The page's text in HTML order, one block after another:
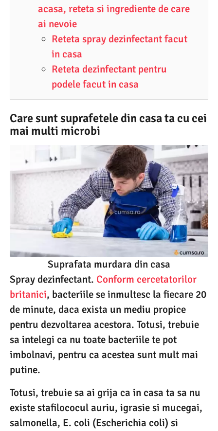
acasa, reteta si ingrediente de care
ai nevoie
Reteta spray dezinfectant facut
in casa
Reteta dezinfectant pentru
podele facut in casa
Care sunt suprafetele din casa ta cu cei
mai multi microbi
Suprafata murdara din casa
Spray dezinfectant. Conform cercetatorilor
britanici, bacteriile se inmultesc la fiecare 20
de minute, daca exista un mediu propice
pentru dezvoltarea acestora. Totusi, trebuie
sa intelegi ca nu toate bacteriile te pot
imbolnavi, pentru ca acestea sunt mult mai
putine.
Totusi, trebuie sa ai grija ca in casa ta sa nu
existe stafilococul auriu, igrasie si mucegai,
salmonella, E. coli (Escherichia coli) si